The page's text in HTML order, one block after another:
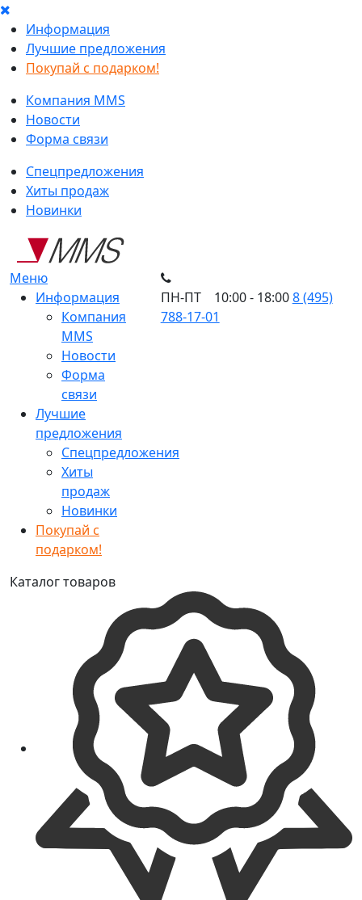
Информация
Лучшие предложения
Покупай с подарком!
Компания MMS
Новости
Форма связи
Спецпредложения
Хиты продаж
Новинки
Меню
Информация
Компания
MMS
Новости
Форма
связи
Лучшие
предложения
Спецпредложения
Хиты
продаж
Новинки
Покупай с
подарком!
ПН-ПТ 10:00 - 18:008 (495)
788-17-01
Каталог товаров